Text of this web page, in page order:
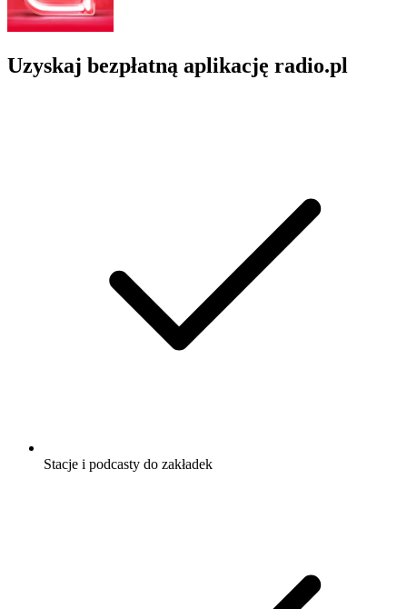
Uzyskaj bezpłatną aplikację radio.pl
Stacje i podcasty do zakładek